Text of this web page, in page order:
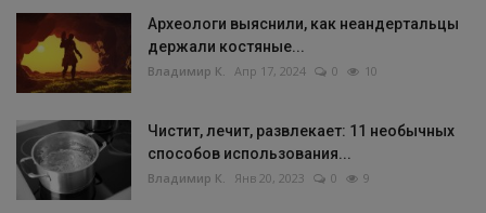
Археологи выяснили, как неандертальцы
держали костяные...
Владимир К. Апр 17, 2024 0 10
Чистит, лечит, развлекает: 11 необычных
способов использования...
Владимир К. Янв 20, 2023 0 9